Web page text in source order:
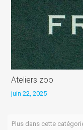
Ateliers zoo
juin 22, 2025
Plus dans cette